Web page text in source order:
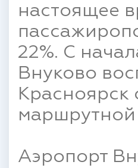
настоящее
22%. С
Внуково
Красноярск
маршрутной
Аэропорт